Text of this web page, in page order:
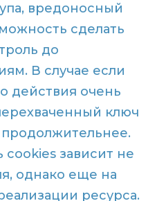
вредоносный
сделать
до
В случае если
действия очень
ключ
зависит не
однако еще на
ресурса.